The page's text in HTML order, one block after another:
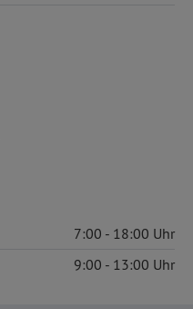
7:00 18:00
9:00 13:00